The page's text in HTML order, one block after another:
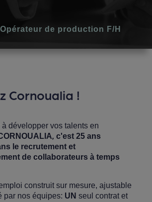
Opérateur de production F/H
Cornoualia !
développer vos talents en
, c'est 25 ans
le recrutement et
de collaborateurs à temps
construit sur mesure, ajustable
par nos équipes: UN seul contrat et